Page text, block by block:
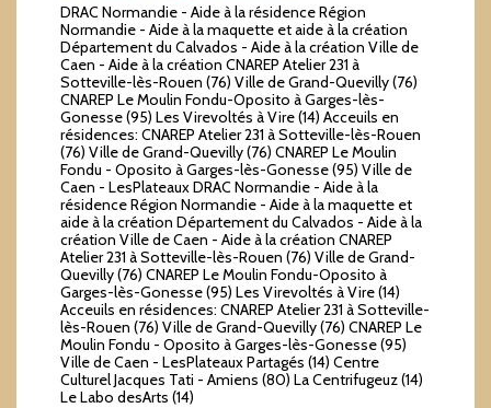
DRAC Normandie - Aide à la résidence Région
Normandie - Aide à la maquette et aide à la création
Département du Calvados - Aide à la création Ville de
Caen - Aide à la création CNAREP Atelier 231 à
Sotteville-lès-Rouen (76) Ville de Grand-Quevilly (76)
CNAREP Le Moulin Fondu-Oposito à Garges-lès-
Gonesse (95) Les Virevoltés à Vire (14) Acceuils en
résidences: CNAREP Atelier 231 à Sotteville-lès-Rouen
(76) Ville de Grand-Quevilly (76) CNAREP Le Moulin
Fondu - Oposito à Garges-lès-Gonesse (95) Ville de
Caen - LesPlateaux DRAC Normandie - Aide à la
résidence Région Normandie - Aide à la maquette et
aide à la création Département du Calvados - Aide à la
création Ville de Caen - Aide à la création CNAREP
Atelier 231 à Sotteville-lès-Rouen (76) Ville de Grand-
Quevilly (76) CNAREP Le Moulin Fondu-Oposito à
Garges-lès-Gonesse (95) Les Virevoltés à Vire (14)
Acceuils en résidences: CNAREP Atelier 231 à Sotteville-
lès-Rouen (76) Ville de Grand-Quevilly (76) CNAREP Le
Moulin Fondu - Oposito à Garges-lès-Gonesse (95)
Ville de Caen - LesPlateaux Partagés (14) Centre
Culturel Jacques Tati - Amiens (80) La Centrifugeuz (14)
Le Labo desArts (14)